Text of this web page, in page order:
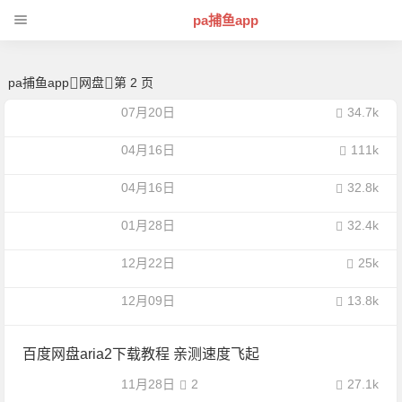
pa捕鱼app
pa捕鱼app 网盘 第 2 页
07月20日 34.7k
04月16日 111k
04月16日 32.8k
01月28日 32.4k
12月22日 25k
12月09日 13.8k
百度网盘aria2下载教程 亲测速度飞起
11月28日 27.1k
2